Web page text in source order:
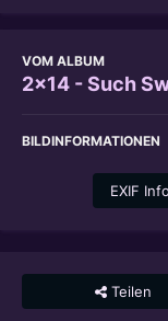
VOM ALBUM
2x14 - Such
BILDINFORMATIONEN
EXIF
Teilen